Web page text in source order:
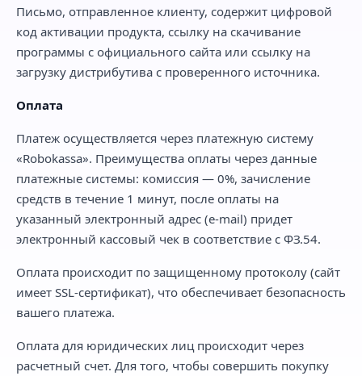
Письмо, отправленное клиенту, содержит цифровой
код активации продукта, ссылку на скачивание
программы с официального сайта или ссылку на
загрузку дистрибутива с проверенного источника.
Оплата
Платеж осуществляется через платежную систему
«Robokassa». Преимущества оплаты через данные
платежные системы: комиссия — 0%, зачисление
средств в течение 1 минут, после оплаты на
указанный электронный адрес (e-mail) придет
электронный кассовый чек в соответствие с ФЗ.54.
Оплата происходит по защищенному протоколу (сайт
имеет SSL-сертификат), что обеспечивает безопасность
вашего платежа.
Оплата для юридических лиц происходит через
расчетный счет. Для того, чтобы совершить покупку